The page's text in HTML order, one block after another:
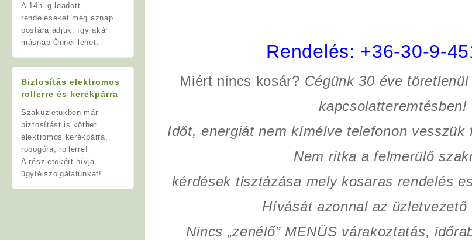
A 14h-ig leadott
rendeléseket még aznap
postára adjuk, így akár
másnap Önnél lehet.
Biztosítás elektromos
rollerre és kerékpárra
Szaküzletükben már
biztosítást is köthet
elektromos kerékpárra,
robogóra, rollerre!
A részletekért hívja
ügyfélszolgálatunkat!
Rendelés: +36-30-9-
Miért nincs kosár? Cégünk 30 éve
kapcsolatteremtésben!
Időt, energiát nem kímélve telefonon vesszük
Nem ritka a felmerülő
kérdések tisztázása mely kosaras rendelés
Hívását azonnal az üzletvezető
Nincs „zenélő” MENÜS várakoztatás,